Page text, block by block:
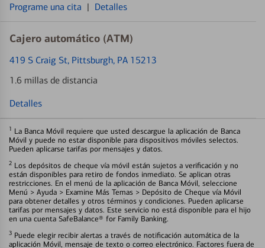
Programe una cita | Detalles
Cajero automático (ATM)
419 S Craig St, Pittsburgh, PA 15213
1.6 millas de distancia
Detalles
1 La Banca Móvil requiere que usted descargue la aplicación de Banca
Móvil y puede no estar disponible para dispositivos móviles selectos.
Pueden aplicarse tarifas por mensajes y datos.
2 Los depósitos de cheque vía móvil están sujetos a verificación y no
están disponibles para retiro de fondos inmediato. Se aplican otras
restricciones. En el menú de la aplicación de Banca Móvil, seleccione
Menú > Ayuda > Examine Más Temas > Depósito de Cheque vía Móvil
para obtener detalles y otros términos y condiciones. Pueden aplicarse
tarifas por mensajes y datos. Este servicio no está disponible para el hijo
en una cuenta SafeBalance® for Family Banking.
3 Puede elegir recibir alertas a través de notificación automática de la
aplicación Móvil, mensaje de texto o correo electrónico. Factores fuera de